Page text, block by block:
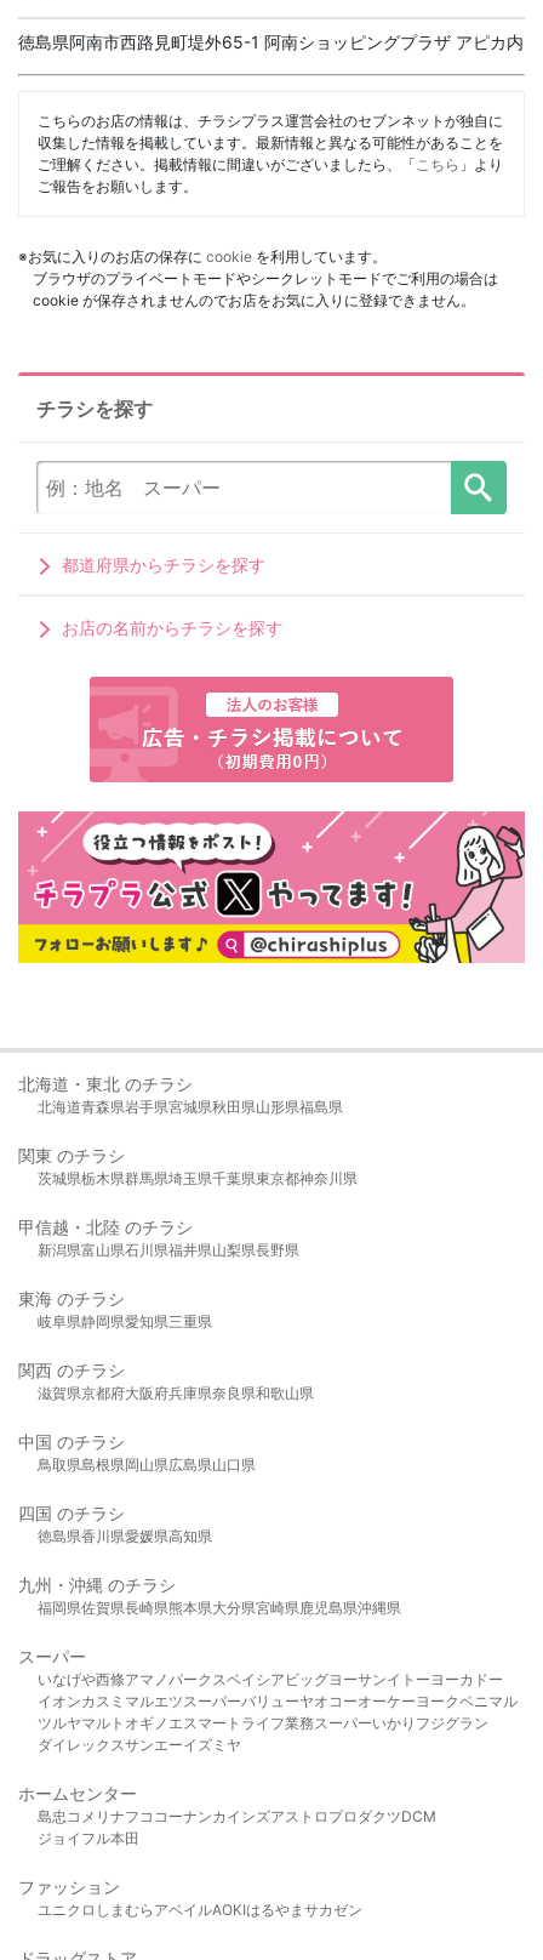
徳島県阿南市西路見町堤外65-1 阿南ショッピングプラザ アピカ内
こちらのお店の情報は、チラシプラス運営会社のセブンネットが独自に
収集した情報を掲載しています。最新情報と異なる可能性があることを
ご理解ください。掲載情報に間違いがございましたら、「 こちら 」より
ご報告をお願いします。
※お気に入りのお店の保存に cookie を利用しています。
ブラウザのプライベートモードやシークレットモードでご利用の場合は
cookie が保存されませんのでお店をお気に入りに登録できません。
チラシを探す
都道府県からチラシを探す
お店の名前からチラシを探す
北海道・東北 のチラシ
北海道青森県岩手県宮城県秋田県山形県福島県
関東 のチラシ
茨城県栃木県群馬県埼玉県千葉県東京都神奈川県
甲信越・北陸 のチラシ
新潟県富山県石川県福井県山梨県長野県
東海 のチラシ
岐阜県静岡県愛知県三重県
関西 のチラシ
滋賀県京都府大阪府兵庫県奈良県和歌山県
中国 のチラシ
鳥取県島根県岡山県広島県山口県
四国 のチラシ
徳島県香川県愛媛県高知県
九州・沖縄 のチラシ
福岡県佐賀県長崎県熊本県大分県宮崎県鹿児島県沖縄県
スーパー
いなげや西條アマノパークスベイシア ビッグヨーサンイトーヨーカドー
イオンカスミ マルエツスーパーバリューヤオコーオーケー ヨークベニマル
ツルヤマルト オギノ エスマート ライフ業務スーパーいかり フジグラン
ダイレックスサンエーイズミヤ
ホームセンター
島忠 コメリ ナフコ コーナンカインズアストロプロダクツDCM
ジョイフル本田
ファッション
ユニクロ しまむら アベイルAOKIはるやま サカゼン